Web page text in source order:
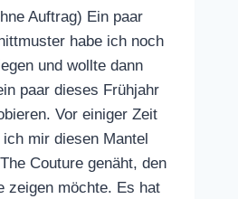
Auftrag) Ein paar
habe ich noch
und wollte dann
paar dieses Frühjahr
Vor einiger Zeit
mir diesen Mantel
Couture genäht, den
zeigen möchte. Es hat